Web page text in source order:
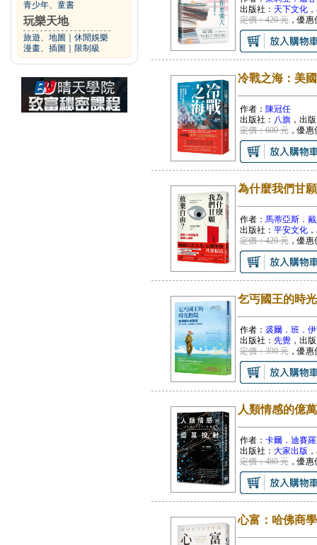
青少年、童書
玩樂天地
旅遊、地圖
休閒娛樂
漫畫、插圖
限制級
出版社： 天下文化
定價：420 元，優惠
冷戰之海：美
作者： 陳冠任
出版社： 八旗，出
定價：600 元，優惠
為什麼我們甘
作者： 馬蒂亞斯．
出版社： 平安文化
定價：420 元，優惠
乞丐國王的時
作者： 裘爾．班．
出版社： 先覺，出
定價：390 元，優惠
人類情感的億
作者： 卡爾．迪賽
出版社： 大家出版
定價：480 元，優惠
心富：哈佛商